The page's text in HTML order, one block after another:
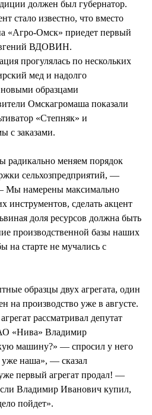
должен был губернатор.
стало известно, что вместо
Омск» приедет первый
ВДОВИН.
прогулялась по нескольких
мед и надолго
новыми образцами
Омскагромаша показали
«Степняк» и
с заказами.
меняем порядок
сельхозпредприятий, —
Мы намерены максимально
инструментов, сделать акцент
доля ресурсов должна быть
производственной базы наших
на старте не мучались с
образцы двух агрегата, один
на производство уже в августе.
рассматривал депутат
«Нива» Владимир
машину?» — спросил у него
наша», — сказал
первый агрегат продал! —
Владимир Иванович купил,
пойдет».